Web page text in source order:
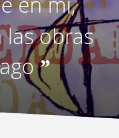
obras
”